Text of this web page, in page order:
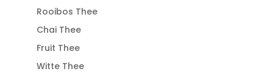
Rooibos Thee
Chai Thee
Fruit Thee
Witte Thee